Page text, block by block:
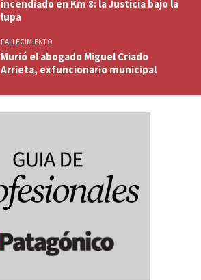
incendiado en Km 8: la Justicia bajo la
lupa
FALLECIMIENTO
Murió el abogado Miguel Criado
Arrieta, exfuncionario municipal